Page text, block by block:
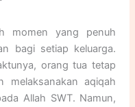
momen yang penuh
bagi setiap keluarga.
orang tua tetap
melaksanakan aqiqah
Allah SWT. Namun,